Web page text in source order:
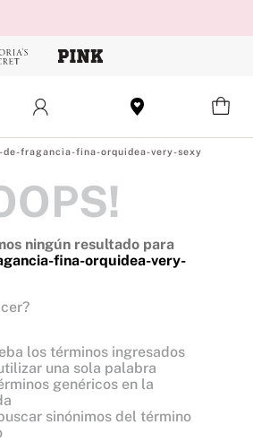
de-fragancia-fina-orquidea-very-sexy
ningún resultado para
fina-orquidea-very-
los términos ingresados
una sola palabra
genéricos en la
sinónimos del término